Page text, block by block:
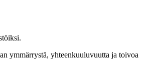
ymmärrystä, yhteenkuuluvuutta ja toivoa